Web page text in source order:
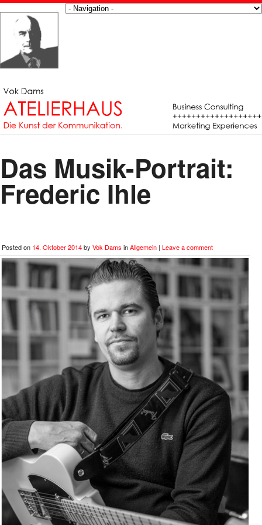
Das Musik-Portrait:
Frederic Ihle
Posted on 14. Oktober 2014by Vok Dams inAllgemein | Leave a comment